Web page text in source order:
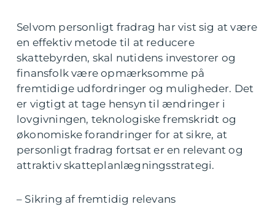
Selvom personligt fradrag har vist sig at være
en effektiv metode til at reducere
skattebyrden, skal nutidens investorer og
finansfolk være opmærksomme på
fremtidige udfordringer og muligheder. Det
er vigtigt at tage hensyn til ændringer i
lovgivningen, teknologiske fremskridt og
økonomiske forandringer for at sikre, at
personligt fradrag fortsat er en relevant og
attraktiv skatteplanlægningsstrategi.
– Sikring af fremtidig relevans